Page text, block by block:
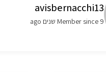
avisbernacchi13
Member since 9 שנים ago